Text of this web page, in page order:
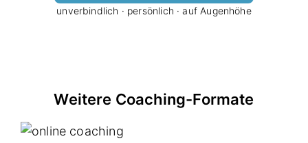
unverbindlich · persönlich · auf Augenhöhe
Weitere Coaching-Formate